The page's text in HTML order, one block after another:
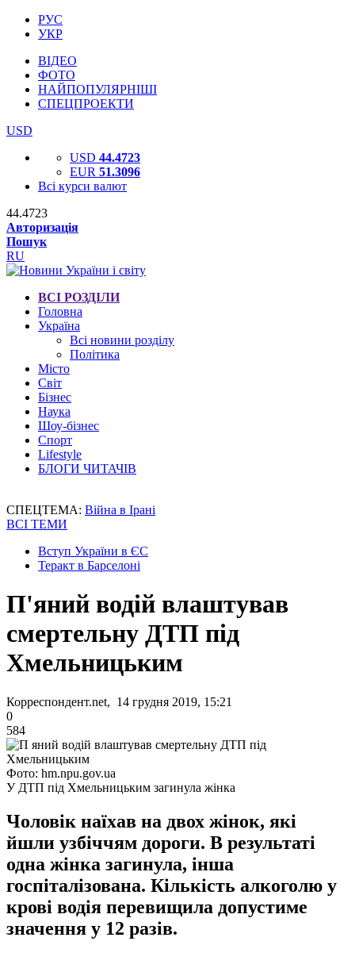
РУС
УКР
ВІДЕО
ФОТО
НАЙПОПУЛЯРНІШІ
СПЕЦПРОЕКТИ
USD
USD 44.4723
EUR 51.3096
Всі курси валют
44.4723
Авторизація
Пошук
RU
ВСІ РОЗДІЛИ
Головна
Україна
Всі новини розділу
Політика
Місто
Світ
Бізнес
Наука
Шоу-бізнес
Спорт
Lifestyle
БЛОГИ ЧИТАЧІВ
СПЕЦТЕМА: Війна в Ірані
ВСІ ТЕМИ
Вступ України в ЄС
Теракт в Барселоні
П'яний водій влаштував
смертельну ДТП під
Хмельницьким
Корреспондент.net, 14 грудня 2019, 15:21
0
584
Фото: hm.npu.gov.ua
У ДТП під Хмельницьким загинула жінка
Чоловік наїхав на двох жінок, які
йшли узбіччям дороги. В результаті
одна жінка загинула, інша
госпіталізована. Кількість алкоголю у
крові водія перевищила допустиме
значення у 12 разів.